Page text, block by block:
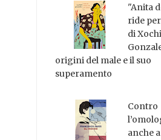
"Anita
ride
di
origini del male e il suo
superamento
Contro
anche